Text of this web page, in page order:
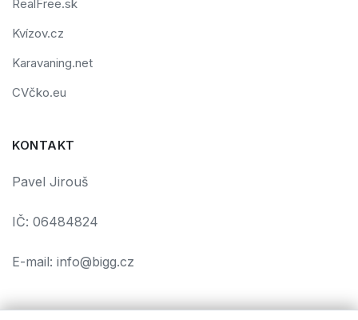
RealFree.sk
Kvízov.cz
Karavaning.net
CVčko.eu
KONTAKT
Pavel Jirouš
IČ: 06484824
E-mail: info@bigg.cz